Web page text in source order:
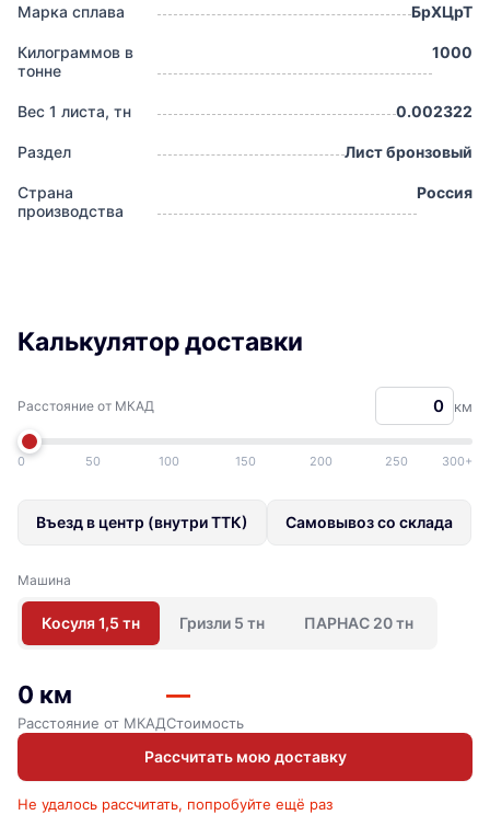
Марка сплава БрХЦрТ
Килограммов в
тонне
1000
Вес 1 листа, тн 0.002322
Раздел Лист бронзовый
Страна
производства
Россия
Калькулятор доставки
Расстояние от МКАД км
0 50 100 150 200 250 300+
Въезд в центр (внутри ТТК) Самовывоз со склада
Машина
Косуля 1,5 тн Гризли 5 тн ПАРНАС 20 тн
0 км
Расстояние от МКАД
—
Стоимость
Рассчитать мою доставку
Не удалось рассчитать, попробуйте ещё раз